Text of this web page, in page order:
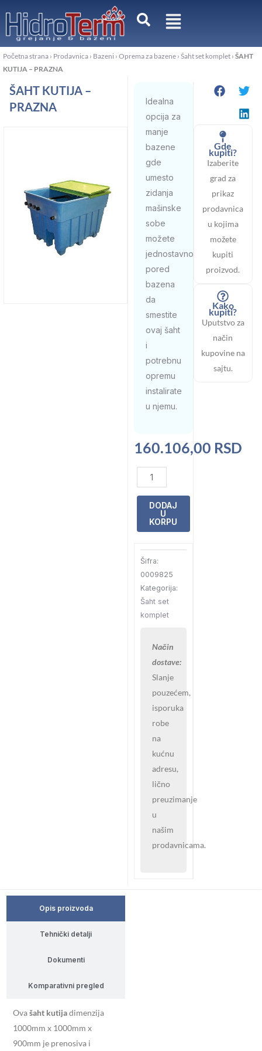
sadržaj
Početna strana › Prodavnica › Bazeni › Oprema za bazene › Šaht set komplet › ŠAHT
KUTIJA – PRAZNA
ŠAHT KUTIJA –
PRAZNA
Idealna
opcija za
manje
bazene
gde
umesto
zidanja
mašinske
sobe
možete
jednostavno
pored
bazena
da
smestite
ovaj šaht
i
potrebnu
opremu
instalirate
u njemu.
160.106,00 RSD
ŠAHT
KUTIJA
PRAZNA
količina
DODAJ
U
KORPU
Šifra:
0009825
Kategorija:
Šaht set
komplet
Način
dostave:
Slanje
pouzećem,
isporuka
robe
na
kućnu
adresu,
lično
preuzimanje
u
našim
prodavnicama.
Gde
kupiti?
Izaberite
grad za
prikaz
prodavnica
u kojima
možete
kupiti
proizvod.
Kako
kupiti?
Uputstvo za
način
kupovine na
sajtu.
Opis proizvoda
Tehnički detalji
Dokumenti
Komparativni pregled
Ovašaht kutijadimenzija
1000mm x 1000mm x
900mm je prenosiva i